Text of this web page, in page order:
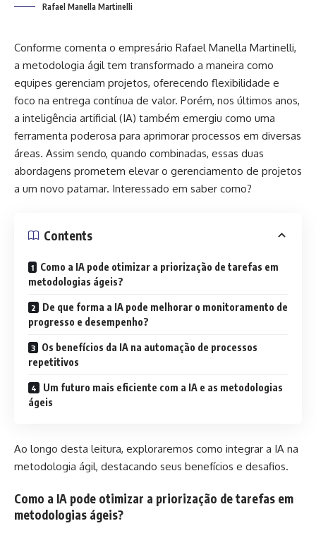
Rafael Manella Martinelli
Conforme comenta o empresário Rafael Manella Martinelli,
a metodologia ágil tem transformado a maneira como
equipes gerenciam projetos, oferecendo flexibilidade e
foco na entrega contínua de valor. Porém, nos últimos anos,
a inteligência artificial (IA) também emergiu como uma
ferramenta poderosa para aprimorar processos em diversas
áreas. Assim sendo, quando combinadas, essas duas
abordagens prometem elevar o gerenciamento de projetos
a um novo patamar. Interessado em saber como?
Contents
Como a IA pode otimizar a priorização de tarefas em
metodologias ágeis?
De que forma a IA pode melhorar o monitoramento de
progresso e desempenho?
Os benefícios da IA na automação de processos
repetitivos
Um futuro mais eficiente com a IA e as metodologias
ágeis
Ao longo desta leitura, exploraremos como integrar a IA na
metodologia ágil, destacando seus benefícios e desafios.
Como a IA pode otimizar a priorização de tarefas em
metodologias ágeis?